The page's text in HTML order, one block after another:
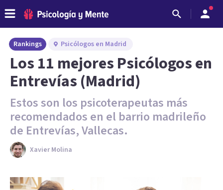
Rankings Psicólogos en Madrid
Los 11 mejores Psicólogos en
Entrevías (Madrid)
Estos son los psicoterapeutas más
recomendados en el barrio madrileño
de Entrevías, Vallecas.
Xavier Molina